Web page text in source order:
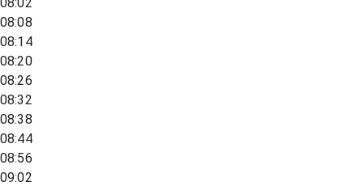
08:08
08:14
08:20
08:26
08:32
08:38
08:44
08:56
09:02